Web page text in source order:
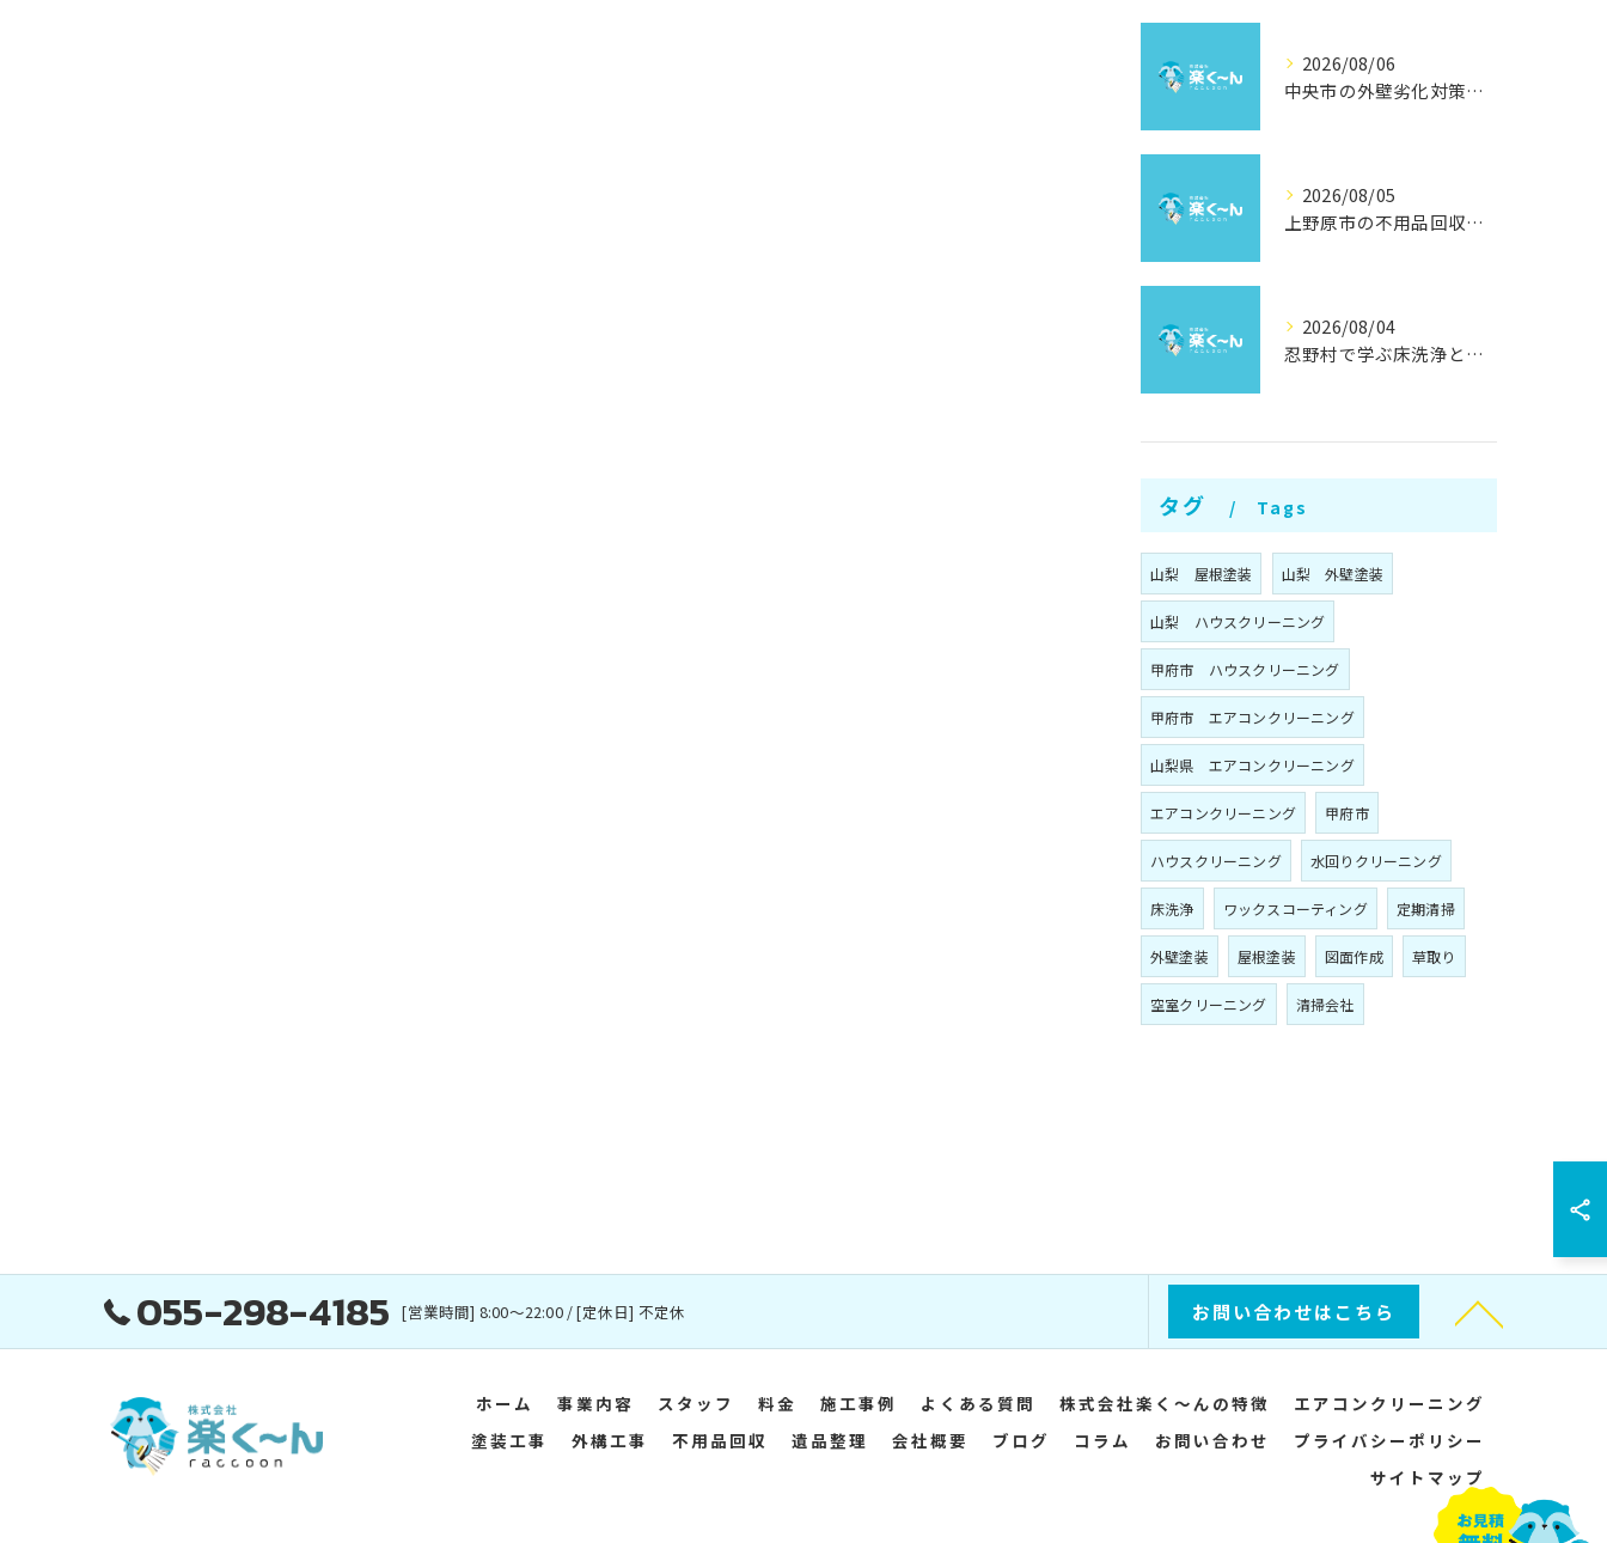
2026/08/06
中央市の外壁劣化対策と補修方法
2026/08/05
上野原市の不用品回収と撤去術
2026/08/04
忍野村で学ぶ床洗浄とワックスの効果
タグ Tags
山梨 屋根塗装 山梨 外壁塗装
山梨 ハウスクリーニング
甲府市 ハウスクリーニング
甲府市 エアコンクリーニング
山梨県 エアコンクリーニング
エアコンクリーニング 甲府市
ハウスクリーニング 水回りクリーニング
床洗浄 ワックスコーティング 定期清掃
外壁塗装 屋根塗装 図面作成 草取り
空室クリーニング 清掃会社
055-298-4185 [営業時間] 8:00～22:00 / [定休日] 不定休 お問い合わせはこちら
ホーム 事業内容 スタッフ 料金 施工事例 よくある質問 株式会社楽く～んの特徴
エアコンクリーニング
塗装工事
外構工事 不用品回収 遺品整理 会社概要 ブログ コラム お問い合わせ
プライバシーポリシー
サイトマップ